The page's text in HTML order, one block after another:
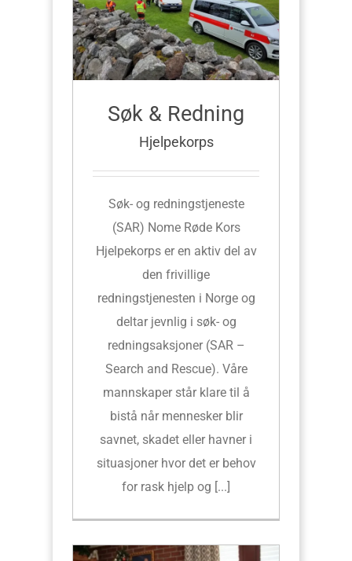
Søk & Redning
Hjelpekorps
Søk- og redningstjeneste
(SAR) Nome Røde Kors
Hjelpekorps er en aktiv del av
den frivillige
redningstjenesten i Norge og
deltar jevnlig i søk- og
redningsaksjoner (SAR –
Search and Rescue). Våre
mannskaper står klare til å
bistå når mennesker blir
savnet, skadet eller havner i
situasjoner hvor det er behov
for rask hjelp og [...]